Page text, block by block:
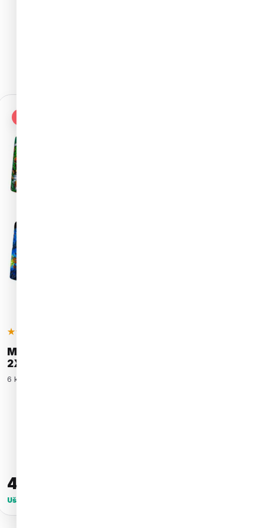
★★★★★
Mix Barevných Boxerek | 6 KUSŮ [M-
2XL]
6 kusů pohodlných boxerek.
499
Ušetříš